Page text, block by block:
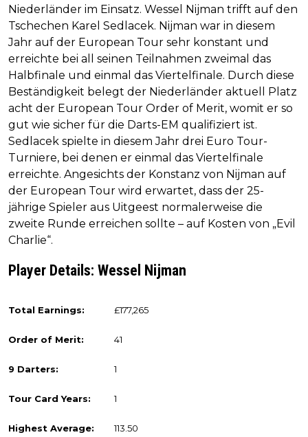
Niederländer im Einsatz. Wessel Nijman trifft auf den
Tschechen Karel Sedlacek. Nijman war in diesem
Jahr auf der European Tour sehr konstant und
erreichte bei all seinen Teilnahmen zweimal das
Halbfinale und einmal das Viertelfinale. Durch diese
Beständigkeit belegt der Niederländer aktuell Platz
acht der European Tour Order of Merit, womit er so
gut wie sicher für die Darts-EM qualifiziert ist.
Sedlacek spielte in diesem Jahr drei Euro Tour-
Turniere, bei denen er einmal das Viertelfinale
erreichte. Angesichts der Konstanz von Nijman auf
der European Tour wird erwartet, dass der 25-
jährige Spieler aus Uitgeest normalerweise die
zweite Runde erreichen sollte – auf Kosten von „Evil
Charlie“.
Player Details: Wessel Nijman
Total Earnings: £177,265
Order of Merit: 41
9 Darters: 1
Tour Card Years: 1
Highest Average: 113.50